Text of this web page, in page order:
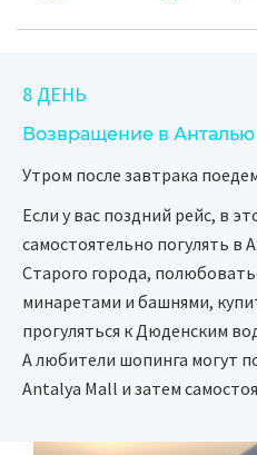
8 ДЕНЬ
Возвращение в Анталью
Утром после завтрака
Если у вас поздний рейс, в
самостоятельно погулять в
Старого города,
минаретами и башнями,
прогуляться к Дюденским
А любители шопинга могут
Antalya Mall и затем